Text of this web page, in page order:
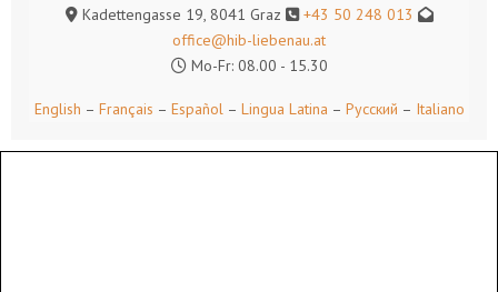
Kadettengasse 19, 8041 Graz
+43 50 248 013
office@hib-liebenau.at
Mo-Fr: 08.00 - 15.30
English – Français – Español– Lingua Latina – Русский – Italiano